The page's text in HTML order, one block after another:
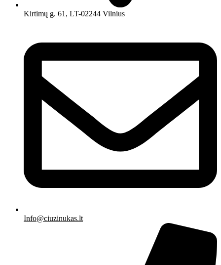
Kirtimų g. 61, LT-02244 Vilnius
Info@ciuzinukas.lt